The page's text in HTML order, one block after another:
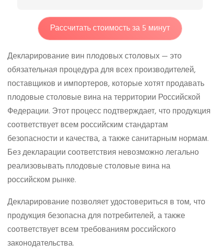
Рассчитать стоимость за 5 минут
Декларирование вин плодовых столовых — это
обязательная процедура для всех производителей,
поставщиков и импортеров, которые хотят продавать
плодовые столовые вина на территории Российской
Федерации. Этот процесс подтверждает, что продукция
соответствует всем российским стандартам
безопасности и качества, а также санитарным нормам.
Без декларации соответствия невозможно легально
реализовывать плодовые столовые вина на
российском рынке.
Декларирование позволяет удостовериться в том, что
продукция безопасна для потребителей, а также
соответствует всем требованиям российского
законодательства.